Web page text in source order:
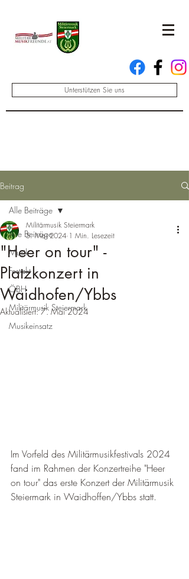
Unterstützen Sie uns
Beitrag
Alle Beiträge
Musik
Festakt
ÖBH
Militärmusik Steiermark
Musikeinsatz
Alle Beiträge
"Heer on tour" -
Platzkonzert in
Waidhofen/Ybbs
Militärmusik Steiermark
5. Mai 2024 1 Min. Lesezeit
Aktualisiert:7. Mai 2024
Im Vorfeld des Militärmusikfestivals 2024
fand im Rahmen der Konzertreihe "Heer
on tour" das erste Konzert der Militärmusik
Steiermark in Waidhoffen/Ybbs statt.